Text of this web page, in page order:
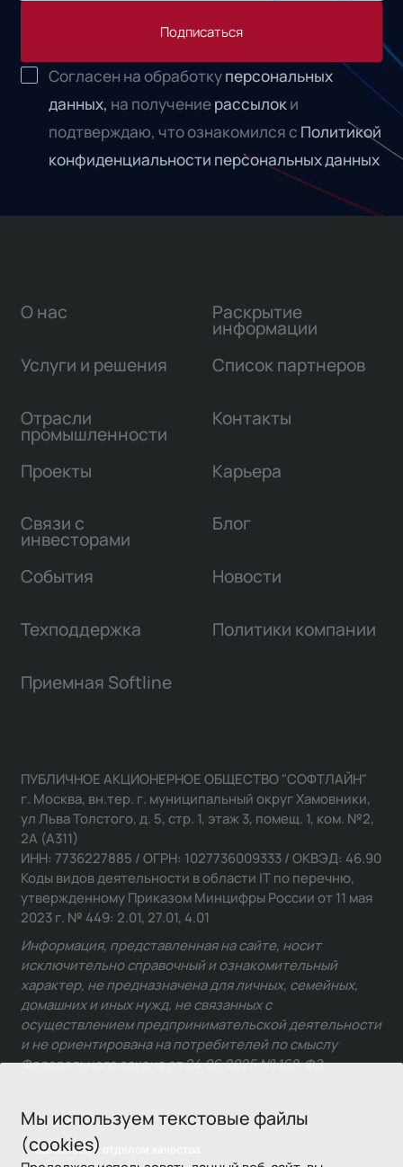
Подписаться
Согласен на обработкуперсональных
данных, на получениерассылоки
подтверждаю, что ознакомился с Политикой
конфиденциальности персональных данных
Мы используем текстовые файлы
(cookies)
О нас
Услуги и решения
Отрасли
промышленности
Проекты
Связи с
инвесторами
Раскрытие
информации
Список партнеров
Контакты
Карьера
Блог
События Новости
Техподдержка Политики компании
Приемная Softline
Связаться с отделом качества
ПУБЛИЧНОЕ АКЦИОНЕРНОЕ ОБЩЕСТВО "СОФТЛАЙН"
г. Москва, вн.тер. г. муниципальный округ Хамовники,
ул Льва Толстого, д. 5, стр. 1, этаж 3, помещ. 1, ком. №2,
2А (А311)
ИНН: 7736227885 / ОГРН: 1027736009333 / ОКВЭД: 46.90
Коды видов деятельности в области IT по перечню,
утвержденному Приказом Минцифры России от 11 мая
2023 г. № 449: 2.01, 27.01, 4.01
Информация, представленная на сайте, носит
исключительно справочный и ознакомительный
характер, не предназначена для личных, семейных,
домашних и иных нужд, не связанных с
осуществлением предпринимательской деятельности
и не ориентирована на потребителей по смыслу
Федерального закона от 24.06.2025 № 168-ФЗ.